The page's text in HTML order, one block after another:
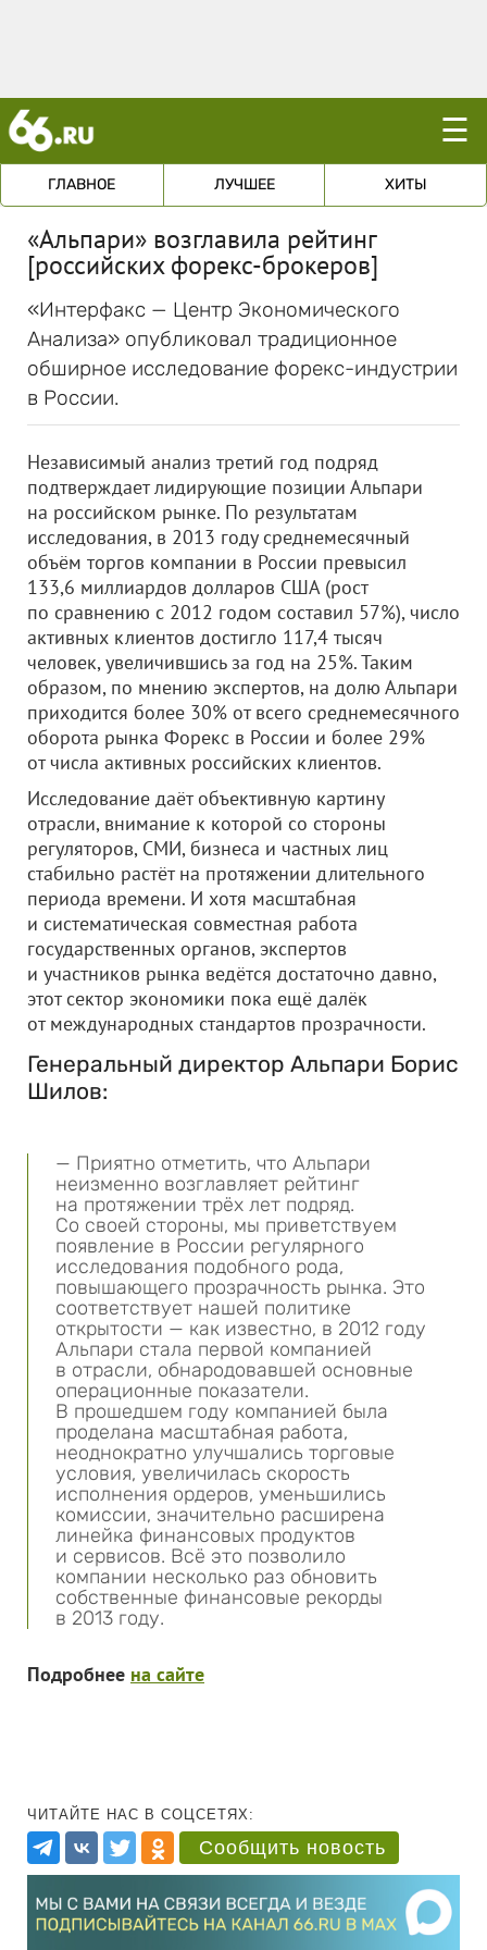
☰
ГЛАВНОЕ ЛУЧШЕЕ ХИТЫ
«Альпари» возглавила рейтинг
[российских форекс-брокеров]
«Интерфакс — Центр Экономического
Анализа» опубликовал традиционное
обширное исследование форекс-индустрии
в России.
Независимый анализ третий год подряд
подтверждает лидирующие позиции Альпари
на российском рынке. По результатам
исследования, в 2013 году среднемесячный
объём торгов компании в России превысил
133,6 миллиардов долларов США (рост
по сравнению с 2012 годом составил 57%), число
активных клиентов достигло 117,4 тысяч
человек, увеличившись за год на 25%. Таким
образом, по мнению экспертов, на долю Альпари
приходится более 30% от всего среднемесячного
оборота рынка Форекс в России и более 29%
от числа активных российских клиентов.
Исследование даёт объективную картину
отрасли, внимание к которой со стороны
регуляторов, СМИ, бизнеса и частных лиц
стабильно растёт на протяжении длительного
периода времени. И хотя масштабная
и систематическая совместная работа
государственных органов, экспертов
и участников рынка ведётся достаточно давно,
этот сектор экономики пока ещё далёк
от международных стандартов прозрачности.
Генеральный директор Альпари Борис
Шилов:
— Приятно отметить, что Альпари
неизменно возглавляет рейтинг
на протяжении трёх лет подряд.
Со своей стороны, мы приветствуем
появление в России регулярного
исследования подобного рода,
повышающего прозрачность рынка. Это
соответствует нашей политике
открытости — как известно, в 2012 году
Альпари стала первой компанией
в отрасли, обнародовавшей основные
операционные показатели.
В прошедшем году компанией была
проделана масштабная работа,
неоднократно улучшались торговые
условия, увеличилась скорость
исполнения ордеров, уменьшились
комиссии, значительно расширена
линейка финансовых продуктов
и сервисов. Всё это позволило
компании несколько раз обновить
собственные финансовые рекорды
в 2013 году.
Подробнее на сайте
ЧИТАЙТЕ НАС В СОЦСЕТЯХ:
Сообщить новость